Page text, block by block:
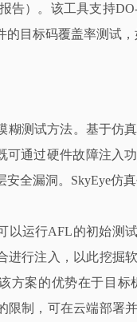
告）。该工具支持
目标码覆盖率测试，
糊测试方法。基于仿
可通过硬件故障注入
全漏洞。SkyEye仿
以运行AFL的初始测
进行注入，以此挖掘
方案的优势在于目
限制，可在云端部署